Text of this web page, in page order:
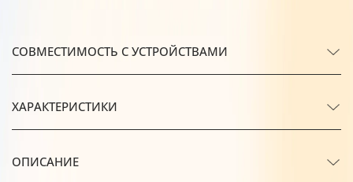
СОВМЕСТИМОСТЬ С УСТРОЙСТВАМИ
ХАРАКТЕРИСТИКИ
ОПИСАНИЕ